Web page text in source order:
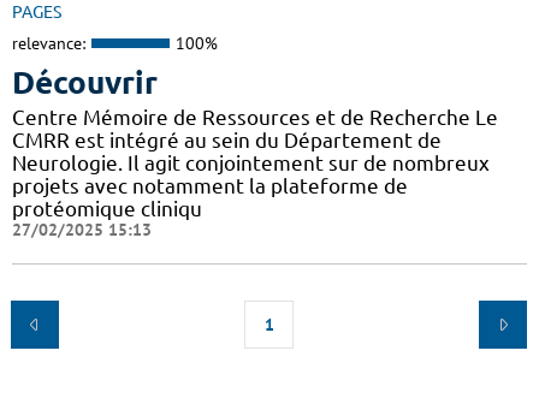
PAGES
relevance: 100%
Découvrir
Centre Mémoire de Ressources et de Recherche Le
CMRR est intégré au sein du Département de
Neurologie. Il agit conjointement sur de nombreux
projets avec notamment la plateforme de
protéomique cliniqu
27/02/2025 15:13
1